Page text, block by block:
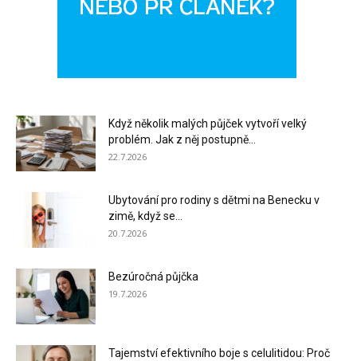
Když několik malých půjček vytvoří velký
problém. Jak z něj postupně...
22.7.2026
Ubytování pro rodiny s dětmi na Benecku v
zimě, když se...
20.7.2026
Bezúročná půjčka
19.7.2026
Tajemství efektivního boje s celulitidou: Proč